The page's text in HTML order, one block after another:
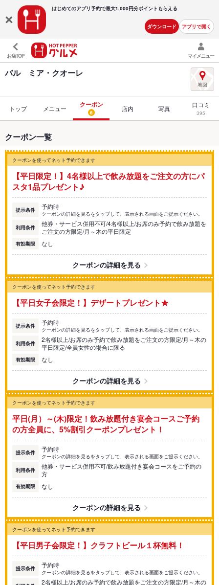
はじめてのアプリ予約で最大1,000円分ポイントもらえる
ダウンロード アプリで開く
お店TOP マイメニュー
バル ミア・クオーレ
トップ メニュー クーポン
6 店内 写真 口コミ
395
クーポン一覧
クーポンを使ってネット予約できます
【平日限定！】4名様以上で飲み放題をご注文の方にパ
スタ1品プレゼント♪
提示条件 予約時
クーポンの詳細を見るをタップして、表示される画面をご提示ください。
利用条件
他券・サービス併用不可/4名様以上/お席のみ予約で飲み放題を
ご注文の方限定/月～木の平日限定
有効期限 なし
クーポンの詳細を見る
クーポンを使ってネット予約できます
【平日女子会限定！】デザートプレゼント★
提示条件 予約時
クーポンの詳細を見るをタップして、表示される画面をご提示ください。
利用条件
2名様以上/お席のみ予約で飲み放題をご注文の方限定/月～木の
平日限定/全員女性の場合に限る
有効期限 なし
クーポンの詳細を見る
クーポンを使ってネット予約できます
平日(月）～(木)限定！飲み放題付き宴会コースご予約
の方全員に、5%割引クーポンプレゼント！
提示条件 予約時
クーポンの詳細を見るをタップして、表示される画面をご提示ください。
利用条件
他券・サービス併用不可/飲み放題付き宴会コースをご予約の
方
有効期限 なし
クーポンの詳細を見る
クーポンを使ってネット予約できます
【平日男子会限定！】クラフトビール１杯無料！
提示条件 予約時
クーポンの詳細を見るをタップして、表示される画面をご提示ください。
2名様以上/お席のみ予約で飲み放題をご注文の方限定/月～木の